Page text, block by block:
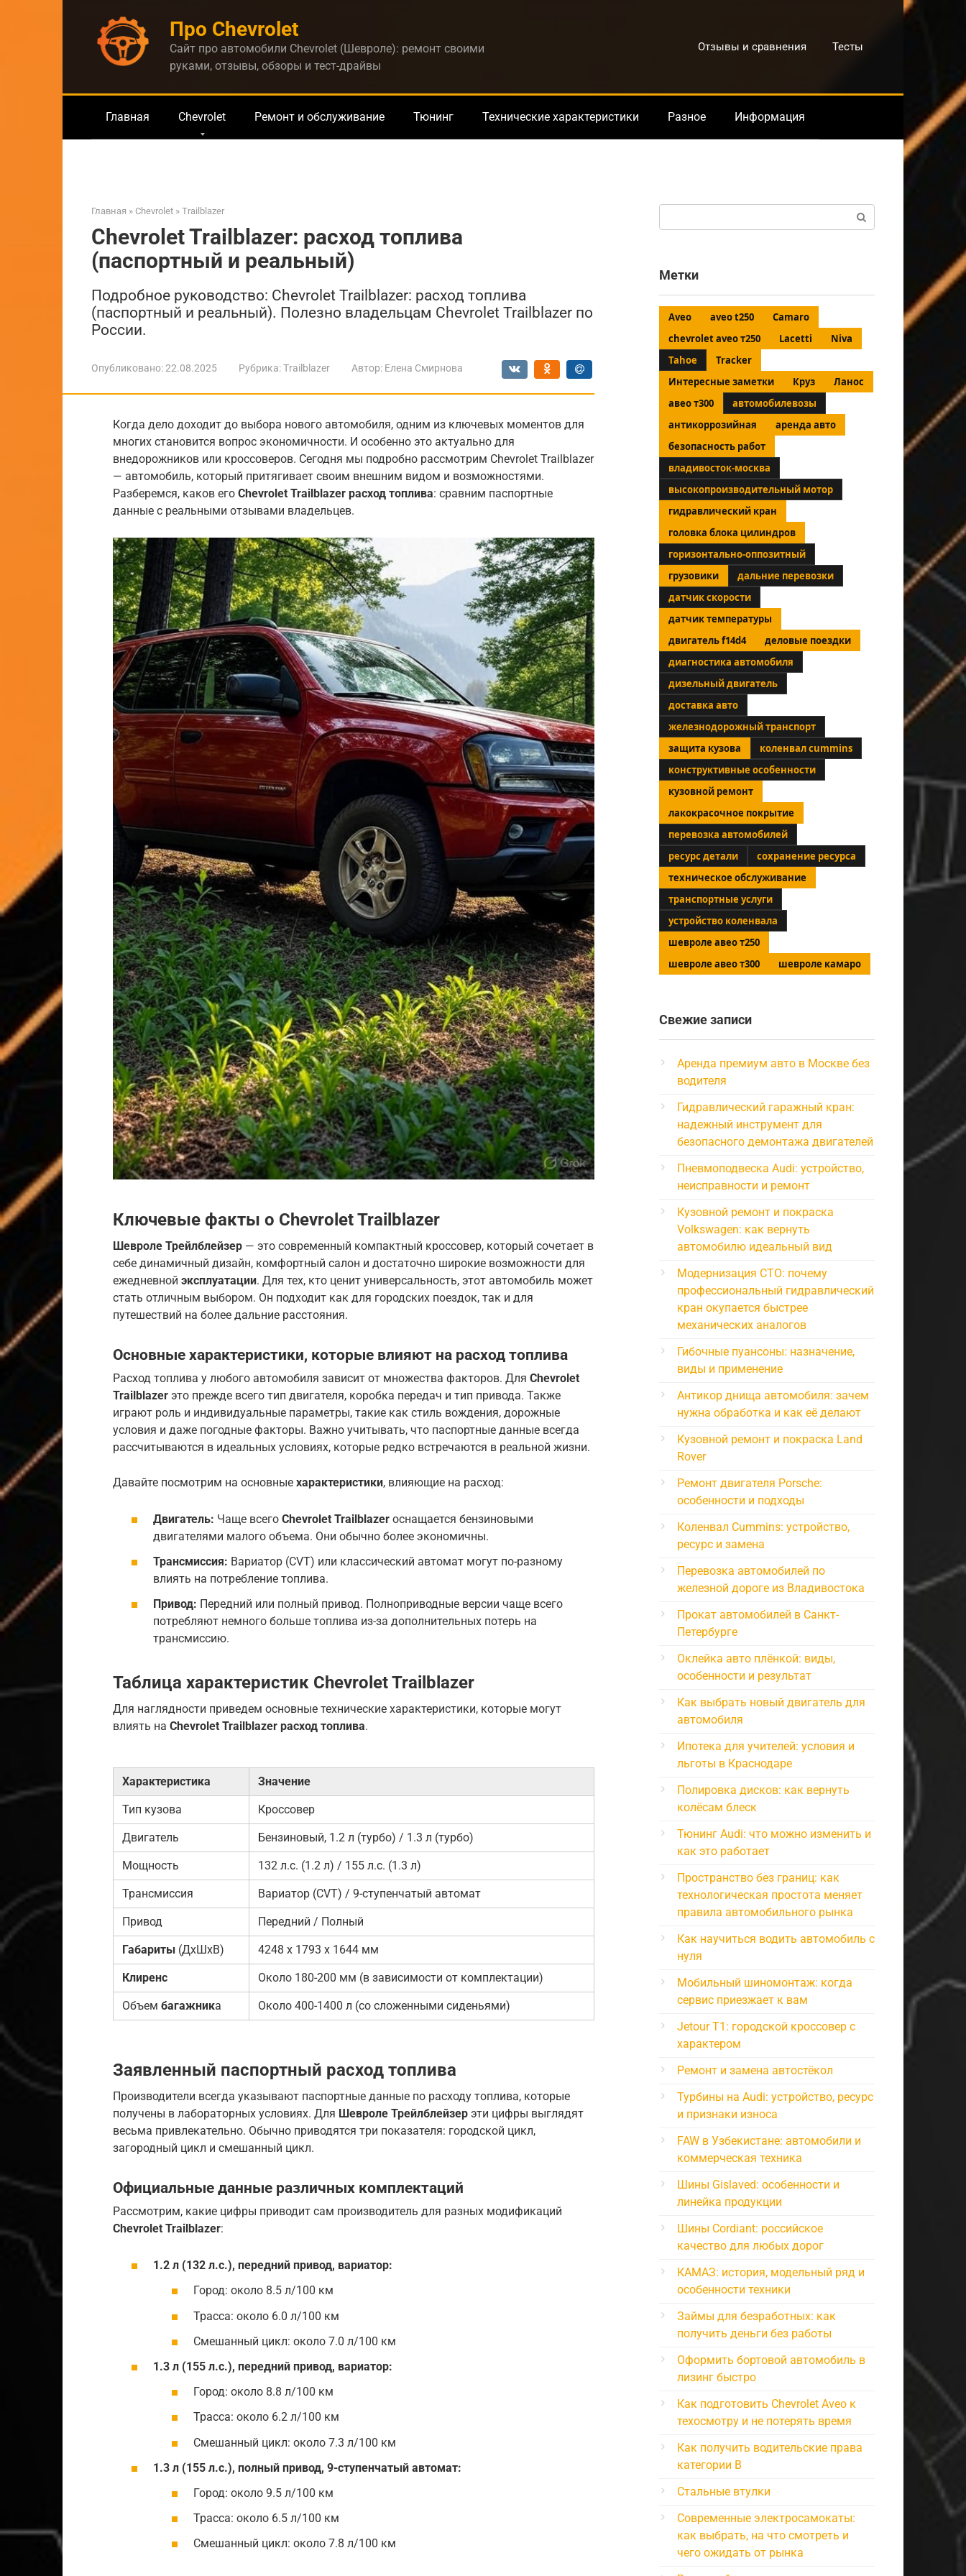
Про Chevrolet
Сайт про автомобили Chevrolet (Шевроле): ремонт своими
руками, отзывы, обзоры и тест-драйвы
Отзывы и сравнения Тесты
Главная Chevrolet Ремонт и обслуживание Тюнинг Технические характеристики Разное Информация
Главная » Chevrolet » Trailblazer
Chevrolet Trailblazer: расход топлива
(паспортный и реальный)
Подробное руководство: Chevrolet Trailblazer: расход топлива
(паспортный и реальный). Полезно владельцам Chevrolet Trailblazer по
России.
Опубликовано:22.08.2025 Рубрика:Trailblazer Автор: Елена Смирнова
Когда дело доходит до выбора нового автомобиля, одним из ключевых моментов для
многих становится вопрос экономичности. И особенно это актуально для
внедорожников или кроссоверов. Сегодня мы подробно рассмотрим Chevrolet Trailblazer
— автомобиль, который притягивает своим внешним видом и возможностями.
Разберемся, каков его Chevrolet Trailblazer расход топлива: сравним паспортные
данные с реальными отзывами владельцев.
Ключевые факты о Chevrolet Trailblazer
Шевроле Трейлблейзер — это современный компактный кроссовер, который сочетает в
себе динамичный дизайн, комфортный салон и достаточно широкие возможности для
ежедневной эксплуатации. Для тех, кто ценит универсальность, этот автомобиль может
стать отличным выбором. Он подходит как для городских поездок, так и для
путешествий на более дальние расстояния.
Основные характеристики, которые влияют на расход топлива
Расход топлива у любого автомобиля зависит от множества факторов. Для Chevrolet
Trailblazer это прежде всего тип двигателя, коробка передач и тип привода. Также
играют роль и индивидуальные параметры, такие как стиль вождения, дорожные
условия и даже погодные факторы. Важно учитывать, что паспортные данные всегда
рассчитываются в идеальных условиях, которые редко встречаются в реальной жизни.
Давайте посмотрим на основные характеристики, влияющие на расход:
Двигатель: Чаще всего Chevrolet Trailblazer оснащается бензиновыми
двигателями малого объема. Они обычно более экономичны.
Трансмиссия: Вариатор (CVT) или классический автомат могут по-разному
влиять на потребление топлива.
Привод: Передний или полный привод. Полноприводные версии чаще всего
потребляют немного больше топлива из-за дополнительных потерь на
трансмиссию.
Таблица характеристик Chevrolet Trailblazer
Для наглядности приведем основные технические характеристики, которые могут
влиять на Chevrolet Trailblazer расход топлива.
Характеристика Значение
Тип кузова Кроссовер
Двигатель Бензиновый, 1.2 л (турбо) / 1.3 л (турбо)
Мощность 132 л.с. (1.2 л) / 155 л.с. (1.3 л)
Трансмиссия Вариатор (CVT) / 9-ступенчатый автомат
Привод Передний / Полный
Габариты (ДхШхВ) 4248 x 1793 x 1644 мм
Клиренс Около 180-200 мм (в зависимости от комплектации)
Объем багажника Около 400-1400 л (со сложенными сиденьями)
Заявленный паспортный расход топлива
Производители всегда указывают паспортные данные по расходу топлива, которые
получены в лабораторных условиях. Для Шевроле Трейлблейзер эти цифры выглядят
весьма привлекательно. Обычно приводятся три показателя: городской цикл,
загородный цикл и смешанный цикл.
Официальные данные различных комплектаций
Рассмотрим, какие цифры приводит сам производитель для разных модификаций
Chevrolet Trailblazer:
1.2 л (132 л.с.), передний привод, вариатор:
Город: около 8.5 л/100 км
Трасса: около 6.0 л/100 км
Смешанный цикл: около 7.0 л/100 км
1.3 л (155 л.с.), передний привод, вариатор:
Город: около 8.8 л/100 км
Трасса: около 6.2 л/100 км
Смешанный цикл: около 7.3 л/100 км
1.3 л (155 л.с.), полный привод, 9-ступенчатый автомат:
Город: около 9.5 л/100 км
Трасса: около 6.5 л/100 км
Смешанный цикл: около 7.8 л/100 км
Метки
Aveo aveo t250
Camaro
chevrolet aveo т250
Lacetti
Niva
Tahoe
Tracker
Интересные заметки
Круз
Ланос
авео т300
автомобилевозы
антикоррозийная
аренда авто
безопасность работ
владивосток-москва
высокопроизводительный мотор
гидравлический кран
головка блока цилиндров
горизонтально-оппозитный
грузовики
дальние перевозки
датчик скорости
датчик температуры
двигатель f14d4
деловые поездки
диагностика автомобиля
дизельный двигатель
доставка авто
железнодорожный транспорт
защита кузова
коленвал cummins
конструктивные особенности
кузовной ремонт
лакокрасочное покрытие
перевозка автомобилей
ресурс детали
сохранение ресурса
техническое обслуживание
транспортные услуги
устройство коленвала
шевроле авео т250
шевроле авео т300
шевроле камаро
Свежие записи
Аренда премиум авто в Москве без
водителя
Гидравлический гаражный кран:
надежный инструмент для
безопасного демонтажа двигателей
Пневмоподвеска Audi: устройство,
неисправности и ремонт
Кузовной ремонт и покраска
Volkswagen: как вернуть
автомобилю идеальный вид
Модернизация СТО: почему
профессиональный гидравлический
кран окупается быстрее
механических аналогов
Гибочные пуансоны: назначение,
виды и применение
Антикор днища автомобиля: зачем
нужна обработка и как её делают
Кузовной ремонт и покраска Land
Rover
Ремонт двигателя Porsche:
особенности и подходы
Коленвал Cummins: устройство,
ресурс и замена
Перевозка автомобилей по
железной дороге из Владивостока
Прокат автомобилей в Санкт-
Петербурге
Оклейка авто плёнкой: виды,
особенности и результат
Как выбрать новый двигатель для
автомобиля
Ипотека для учителей: условия и
льготы в Краснодаре
Полировка дисков: как вернуть
колёсам блеск
Тюнинг Audi: что можно изменить и
как это работает
Пространство без границ: как
технологическая простота меняет
правила автомобильного рынка
Как научиться водить автомобиль с
нуля
Мобильный шиномонтаж: когда
сервис приезжает к вам
Jetour T1: городской кроссовер с
характером
Ремонт и замена автостёкол
Турбины на Audi: устройство, ресурс
и признаки износа
FAW в Узбекистане: автомобили и
коммерческая техника
Шины Gislaved: особенности и
линейка продукции
Шины Cordiant: российское
качество для любых дорог
КАМАЗ: история, модельный ряд и
особенности техники
Займы для безработных: как
получить деньги без работы
Оформить бортовой автомобиль в
лизинг быстро
Как подготовить Chevrolet Aveo к
техосмотру и не потерять время
Как получить водительские права
категории B
Стальные втулки
Современные электросамокаты:
как выбрать, на что смотреть и
чего ожидать от рынка